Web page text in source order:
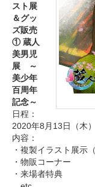
スト展
＆グッ
ズ販売
① 蔵人
美男児
展 ～
美少年
百周年
記念～
日程：
2020年8月13日（木
内容：
・複製イラスト展示
・物販コーナー
・来場者特典